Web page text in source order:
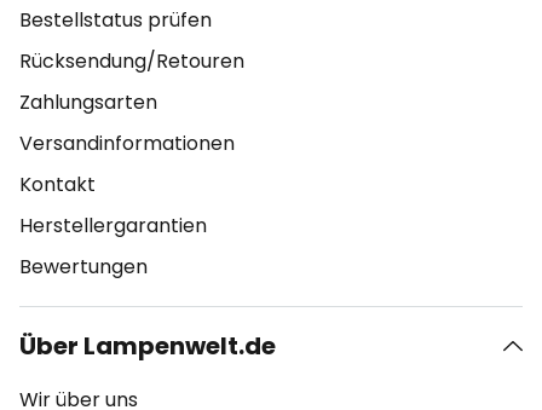
Bestellstatus prüfen
Rücksendung/Retouren
Zahlungsarten
Versandinformationen
Kontakt
Herstellergarantien
Bewertungen
Über Lampenwelt.de
Wir über uns